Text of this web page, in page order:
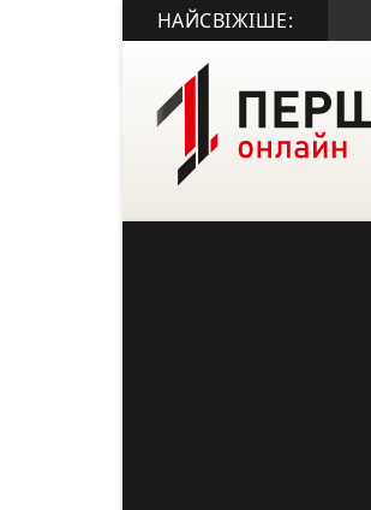
НАЙСВІЖІШЕ: